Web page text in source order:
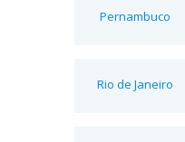
Pernambuco
Rio de Janeiro